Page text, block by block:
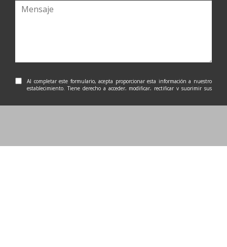
Al completar este formulario, acepta proporcionar esta información a nuestro
establecimiento. Tiene derecho a acceder, modificar, rectificar y suprimir sus